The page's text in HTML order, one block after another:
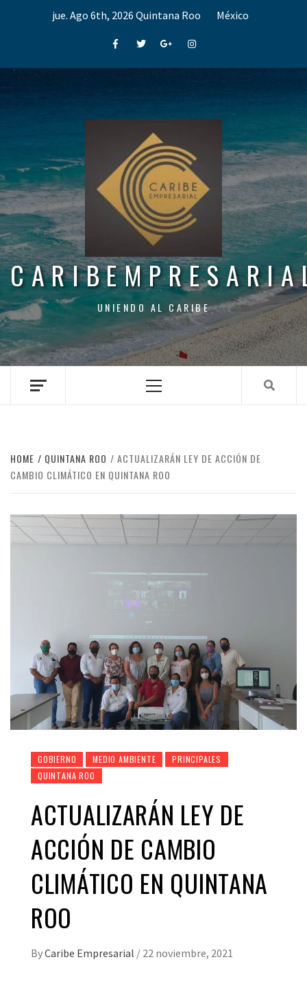
jue. Ago 6th, 2026 Quintana Roo México
FacebookTwitterGoogle+Instagram
UNIENDO AL CARIBE
Menu
HOME QUINTANA ROO
ACTUALIZARÁN LEY DE ACCIÓN DE
CAMBIO CLIMÁTICO EN QUINTANA ROO
GOBIERNO MEDIO AMBIENTE
PRINCIPALES
QUINTANA ROO
ACTUALIZARÁN LEY DE
ACCIÓN DE CAMBIO
CLIMÁTICO EN QUINTANA
ROO
ByCaribe Empresarial / 22 noviembre, 2021